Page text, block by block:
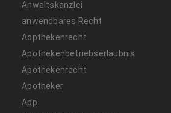
Anwaltskanzlei
anwendbares Recht
Aopthekenrecht
Apothekenbetriebserlaubnis
Apothekenrecht
Apotheker
App